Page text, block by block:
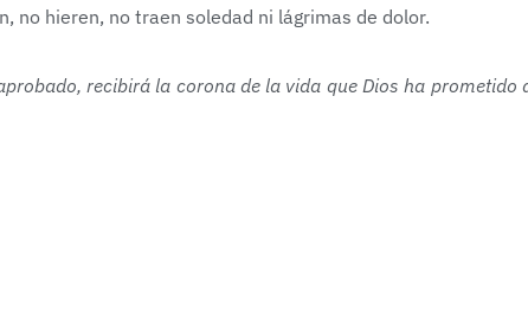
no hieren, no traen soledad ni lágrimas de dolor.
recibirá la corona de la vida que Dios ha prometido